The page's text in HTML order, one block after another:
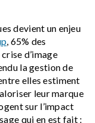
devient un enjeu
, 65% des
d’image
la gestion de
elles estiment
leur marque
sur l’impact
qui en est fait :